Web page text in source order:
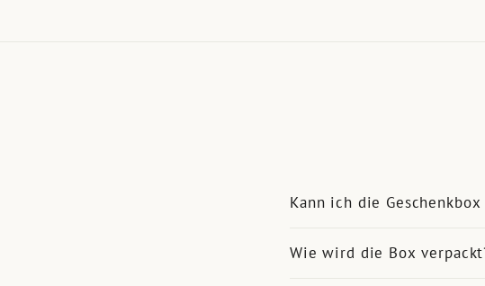
Kann ich die
Wie wird die Box